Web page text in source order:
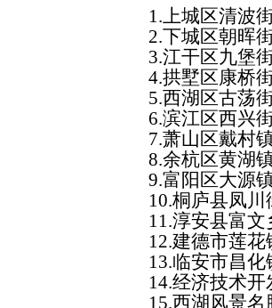
1.上城区清波
2.下城区朝晖
3.江干区九堡
4.拱墅区康桥
5.西湖区古荡
6.滨江区西兴
7.萧山区戴村
8.余杭区黄湖
9.富阳区大源
10.桐庐县凤川
11.淳安县富文
12.建德市莲花
13.临安市昌化
14.经济技术开
15.西湖风景名